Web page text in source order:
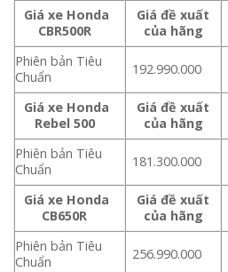
Giá xe Honda
CBR500R
Giá đề xuất
của hãng
Phiên bản Tiêu
Chuẩn
192.990.000
Giá xe Honda
Rebel 500
Giá đề xuất
của hãng
Phiên bản Tiêu
Chuẩn
181.300.000
Giá xe Honda
CB650R
Giá đề xuất
của hãng
Phiên bản Tiêu
Chuẩn
256.990.000